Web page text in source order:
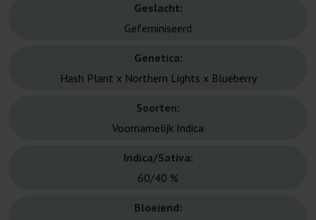
Geslacht:
Gefeminiseerd
Genetica:
Hash Plant x Northern Lights x Blueberry
Soorten:
Voornamelijk Indica
Indica/Sativa:
60/40 %
Bloeiend: